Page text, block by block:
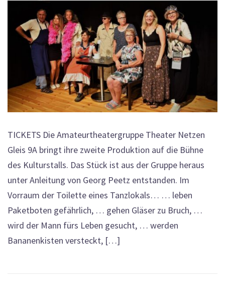
TICKETS Die Amateurtheatergruppe Theater Netzen
Gleis 9A bringt ihre zweite Produktion auf die Bühne
des Kulturstalls. Das Stück ist aus der Gruppe heraus
unter Anleitung von Georg Peetz entstanden. Im
Vorraum der Toilette eines Tanzlokals… … leben
Paketboten gefährlich, … gehen Gläser zu Bruch, …
wird der Mann fürs Leben gesucht, … werden
Bananenkisten versteckt, […]